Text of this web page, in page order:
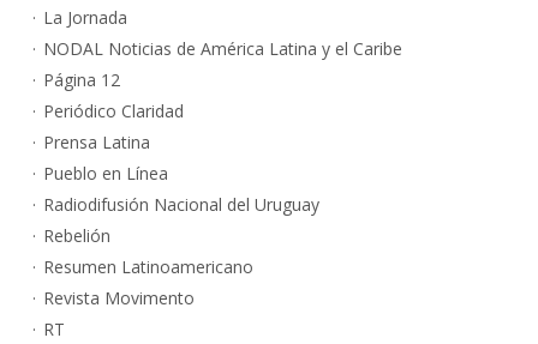
La Jornada
NODAL Noticias de América Latina y el Caribe
Página 12
Periódico Claridad
Prensa Latina
Pueblo en Línea
Radiodifusión Nacional del Uruguay
Rebelión
Resumen Latinoamericano
Revista Movimento
RT